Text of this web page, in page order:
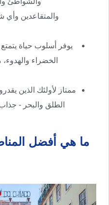
والمتقاعدين
يوفر أسلوب حياة
الخضراء
ممتاز لأولئك الذين
الطلق والبحر -
ما هي أفضل